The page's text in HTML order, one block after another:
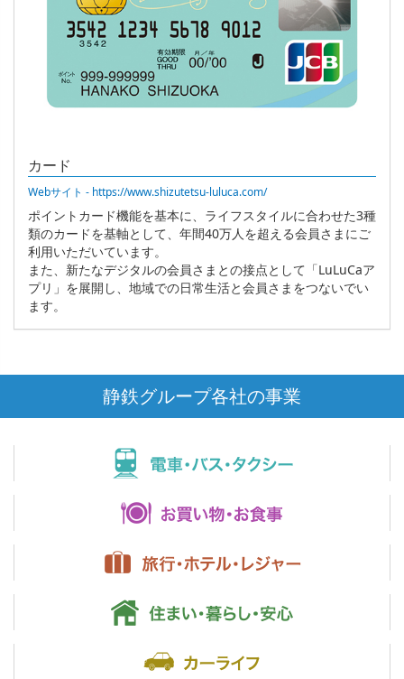
カード
Webサイト - https://www.shizutetsu-luluca.com/
ポイントカード機能を基本に、ライフスタイルに合わせた3種
類のカードを基軸として、年間40万人を超える会員さまにご
利用いただいています。
また、新たなデジタルの会員さまとの接点として「LuLuCaア
プリ」を展開し、地域での日常生活と会員さまをつないでい
ます。
静鉄グループ各社の事業